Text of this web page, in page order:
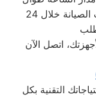
أيام الأسبوع، ونلتزم بإرسال مندوب الصيانة خلال 24
اتصل الآن
التقنية بكل